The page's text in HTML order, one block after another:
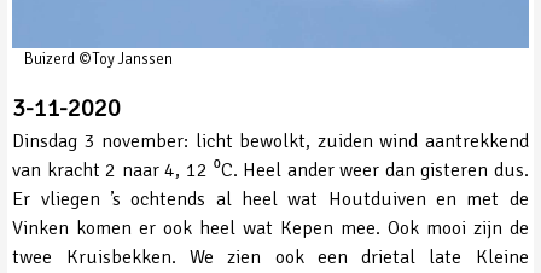
Buizerd ©Toy Janssen
3-11-2020
Dinsdag 3 november: licht bewolkt, zuiden wind aantrekkend
van kracht 2 naar 4, 12 ⁰C. Heel ander weer dan gisteren dus.
Er vliegen ’s ochtends al heel wat Houtduiven en met de
Vinken komen er ook heel wat Kepen mee. Ook mooi zijn de
twee Kruisbekken. We zien ook een drietal late Kleine